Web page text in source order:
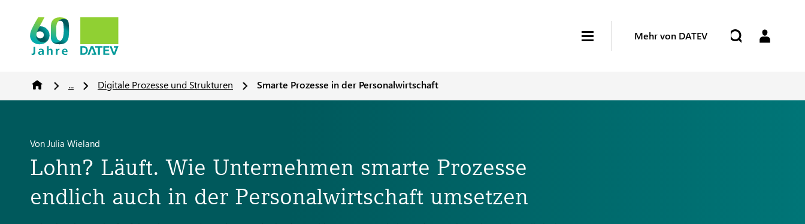
Mehr von DATEV
... Digitale Prozesse und Strukturen Smarte Prozesse in der Personalwirtschaft
Von Julia Wieland
Lohn? Läuft. Wie Unternehmen smarte Prozesse
endlich auch in der Personalwirtschaft umsetzen